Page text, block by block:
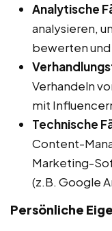
Analytische
analysieren,
bewerten
Verhandeln
mit
Technische
Content-
Marketing-
(z.B. Google
Persönliche